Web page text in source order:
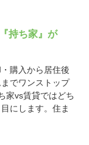
持ち家』が
購入から居住後
でワンストップ
家vs賃貸ではどち
にします。住ま